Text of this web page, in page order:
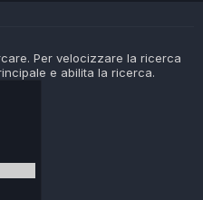
Per velocizzare la ricerca
e abilita la ricerca.